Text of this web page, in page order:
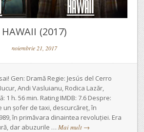
HAWAII (2017)
noiembrie 21, 2017
Gen: Dramă Regie: Jesús del Cerro
Andi Vasluianu, Rodica Lazăr,
1 h. 56 min. Rating IMDB: 7.6 Despre:
un șofer de taxi, descurcăreț, în
în primăvara dinaintea revoluției. Era
dar abuzurile … Mai mult →